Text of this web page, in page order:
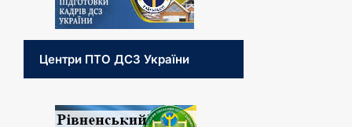
Центри ПТО ДСЗ України